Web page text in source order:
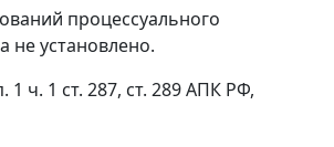
процессуального
не установлено.
1 ч. 1 ст. 287, ст. 289АПК РФ,